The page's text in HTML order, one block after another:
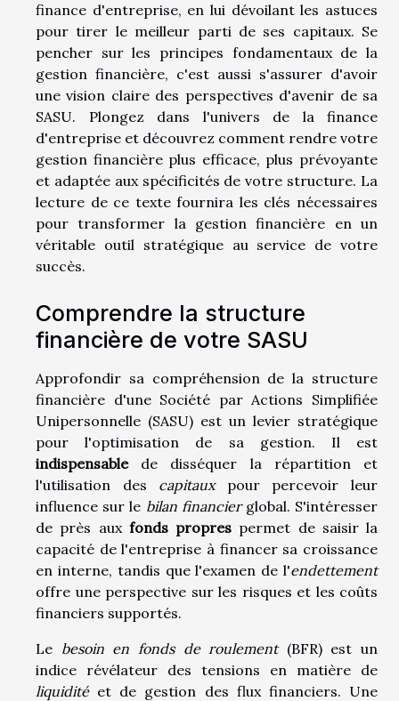
finance d'entreprise, en lui dévoilant les astuces
pour tirer le meilleur parti de ses capitaux. Se
pencher sur les principes fondamentaux de la
gestion financière, c'est aussi s'assurer d'avoir
une vision claire des perspectives d'avenir de sa
SASU. Plongez dans l'univers de la finance
d'entreprise et découvrez comment rendre votre
gestion financière plus efficace, plus prévoyante
et adaptée aux spécificités de votre structure. La
lecture de ce texte fournira les clés nécessaires
pour transformer la gestion financière en un
véritable outil stratégique au service de votre
succès.
Comprendre la structure
financière de votre SASU
Approfondir sa compréhension de la structure
financière d'une Société par Actions Simplifiée
Unipersonnelle (SASU) est un levier stratégique
pour l'optimisation de sa gestion. Il est
indispensablede disséquer la répartition et
l'utilisation des capitauxpour percevoir leur
influence sur le bilan financierglobal. S'intéresser
de près aux fonds propres permet de saisir la
capacité de l'entreprise à financer sa croissance
en interne, tandis que l'examen de l'endettement
offre une perspective sur les risques et les coûts
financiers supportés.
Le besoin en fonds de roulement(BFR) est un
indice révélateur des tensions en matière de
liquiditéet de gestion des flux financiers. Une